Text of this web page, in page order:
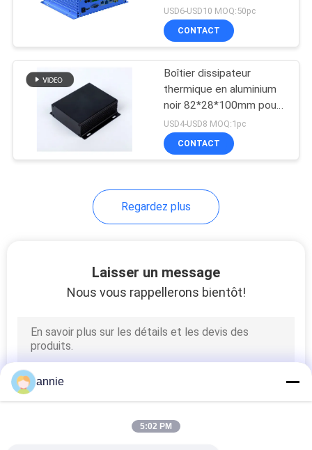
Boîte de jonction
imperméable en
métal
aluminium expulsée
Rail de vacarme
montant des
agrafes
ailettes de dissipateur
thermique pour
l'électronique industrielle
USD6-USD10 MOQ:50pc
CONTACT
Boîtier dissipateur
thermique en aluminium
noir 82*28*100mm pour
projet électronique avec
montage mural
USD4-USD8 MOQ:1pc
CONTACT
Regardez plus
Laisser un message
Nous vous rappellerons bientôt!
annie
5:02 PM